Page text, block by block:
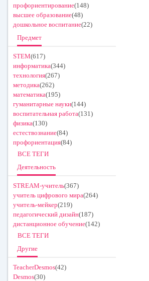
профориентирование(148)
высшее образование(48)
дошкольное воспитание(22)
Предмет
STEM(617)
информатика(344)
технология(267)
методика(262)
математика(195)
гуманитарные науки(144)
воспитательная работа(131)
физика(130)
естествознание(84)
профориентация(84)
ВСЕ ТЕГИ
Деятельность
STREAM-учитель(367)
учитель цифрового мира(264)
учитель-мейкер(219)
педагогический дизайн(187)
дистанционное обучение(142)
ВСЕ ТЕГИ
Другие
TeacherDesmos(42)
Desmos(30)